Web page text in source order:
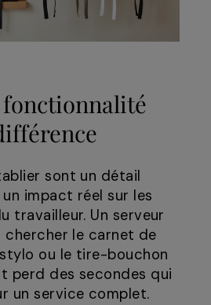
fonctionnalité
sont un détail
impact réel sur les
travailleur. Un serveur
chercher le carnet de
ou le tire-bouchon
perd des secondes qui
un service complet.